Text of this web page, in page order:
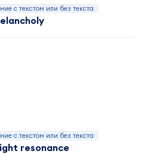
с текстом или без текста
с текстом или без текста
resonance